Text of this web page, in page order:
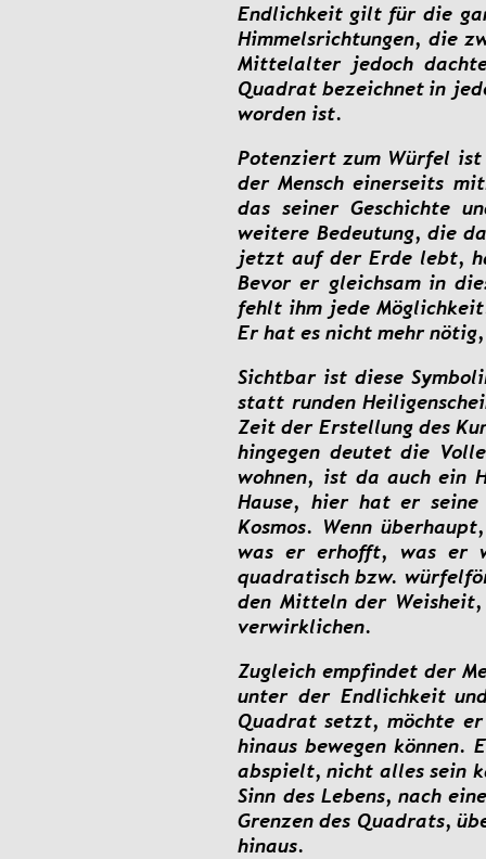
Endlichkeit gilt für die
Himmelsrichtungen, die
Mittelalter jedoch
Quadrat bezeichnet in
worden ist.
Potenziert zum Würfel ist
der Mensch einerseits
das seiner Geschichte
weitere Bedeutung, die
jetzt auf der Erde lebt,
Bevor er gleichsam in
fehlt ihm jede
Er hat es nicht mehr
Sichtbar ist diese
statt runden
Zeit der Erstellung des
hingegen deutet die
wohnen, ist da auch ein
Hause, hier hat er seine
Kosmos. Wenn überhaupt,
was er erhofft, was er
quadratisch bzw.
den Mitteln der Weisheit,
verwirklichen.
Zugleich empfindet der
unter der Endlichkeit
Quadrat setzt, möchte er
hinaus bewegen können.
abspielt, nicht alles sein
Sinn des Lebens, nach
Grenzen des Quadrats,
hinaus.